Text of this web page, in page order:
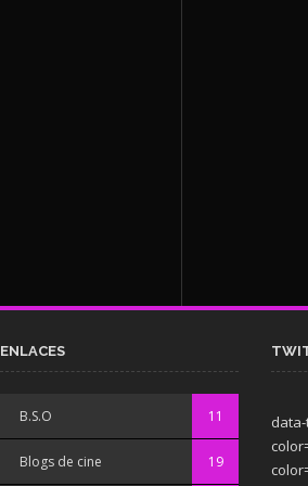
ENLACES
B.S.O 11
Blogs de cine 19